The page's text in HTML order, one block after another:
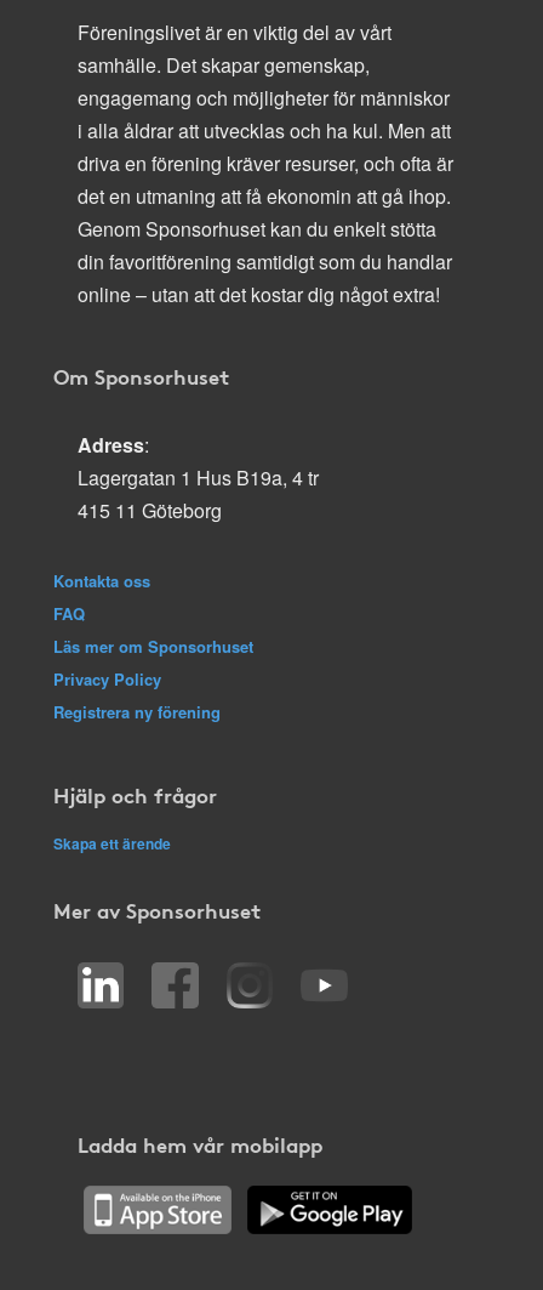
Föreningslivet är en viktig del av vårt
samhälle. Det skapar gemenskap,
engagemang och möjligheter för människor
i alla åldrar att utvecklas och ha kul. Men att
driva en förening kräver resurser, och ofta är
det en utmaning att få ekonomin att gå ihop.
Genom Sponsorhuset kan du enkelt stötta
din favoritförening samtidigt som du handlar
online – utan att det kostar dig något extra!
Om Sponsorhuset
Adress:
Lagergatan 1 Hus B19a, 4 tr
415 11 Göteborg
Kontakta oss
FAQ
Läs mer om Sponsorhuset
Privacy Policy
Registrera ny förening
Hjälp och frågor
Skapa ett ärende
Mer av Sponsorhuset
Ladda hem vår mobilapp